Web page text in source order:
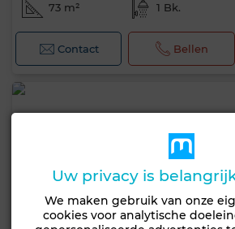
73 m² 1 Bk.
Contact Bellen
Uw privacy is
We maken gebruik van onze
cookies voor analytische